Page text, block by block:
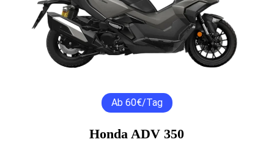
Ab 60€/Tag
Honda ADV 350